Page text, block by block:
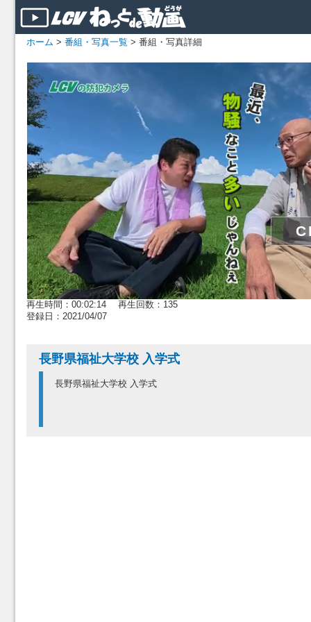
ホーム > 番組・写真一覧 > 番組・写真詳細
再生時間：00:02:14 再生回数：135
登録日：2021/04/07
長野県福祉大学校 入学式
長野県福祉大学校 入学式